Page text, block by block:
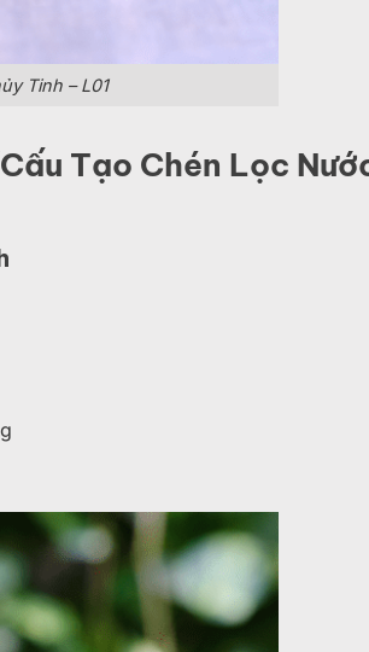
Tinh – L01
Tạo Chén Lọc